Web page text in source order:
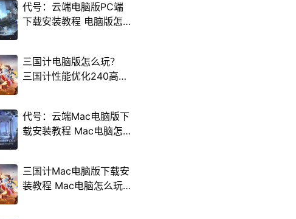
代号：云端电脑版PC端
下载安装教程 电脑版怎
三国计电脑版怎么玩？
三国计性能优化240高帧
代号：云端Mac电脑版下
载安装教程 Mac电脑怎
三国计Mac电脑版下载安
装教程 Mac电脑怎么玩